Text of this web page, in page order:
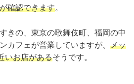
確認できます。
きの、東京の歌舞伎町、福岡の中
カフェが営業していますが、 メッ
いお店があるそうです。